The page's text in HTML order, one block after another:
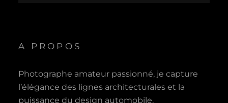
A PROPOS
Photographe amateur passionné, je capture
l’élégance des lignes architecturales et la
puissance du design automobile.